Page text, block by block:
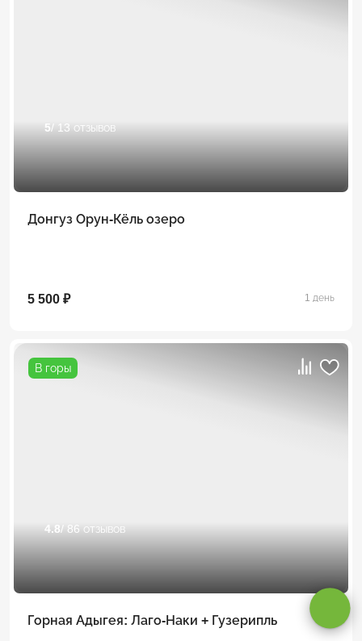
5/ 13 отзывов
Донгуз Орун-Кёль озеро
5 500 ₽ 1 день
В горы
4.8/ 86 отзывов
Горная Адыгея: Лаго-Наки + Гузерипль
Принимаю